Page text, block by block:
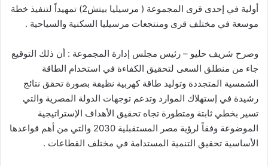
أولية في إحدى قرى المجموعة ( مرسيليا بيتش2) تمهيداً لتنفيذ خطة
موسعة في مختلف قرى ومنتجعات مرسيليا السكنية والسياحية .
وصرح شريف حليو – رئيس مجلس إدارة المجموعة : أن ذلك التوقيع
جاء من منطلق السعى لتحقيق الكفاءة في استخدام الطاقة
الشمسية المتجددة وتوليد طاقة كهربية نظيفة بصورة تحقق نتائج
رشيدة في إستهلاك الموارد وتدعم توجهات الدولة المصرية والتي
تسير بخطي ثابتة ومتطورة تجاه تحقيق الأهداف الإستراتيجية
الموضوعة وفقاً لرؤية مصر المستقبلية 2030 والتي من أهم قواعدها
الأساسية تحقيق التنمية المستدامة في مختلف القطاعات .